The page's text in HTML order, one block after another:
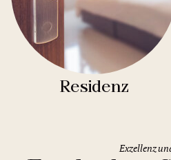
Residenz
Exzellenz